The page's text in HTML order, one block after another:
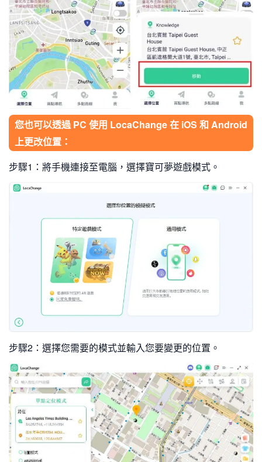
您也可以透過 PC 使用 LocaChange 在 iOS 和 Android
上更改位置：
步驟1：將手機連接至電腦，選擇寶可夢遊戲模式。
步驟2：選擇您需要的模式並輸入您要變更的位置。